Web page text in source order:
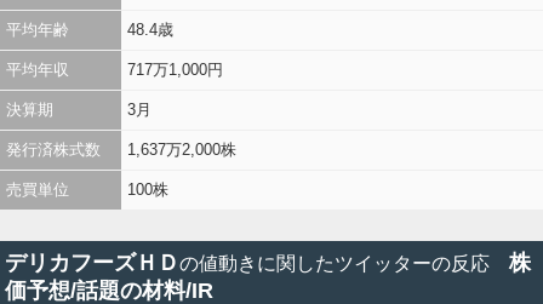
平均年齢 48.4歳
平均年収 717万1,000円
決算期 3月
発行済株式数 1,637万2,000株
売買単位 100株
デリカフーズＨＤの値動きに関したツイッターの反応 株
価予想/話題の材料/IR